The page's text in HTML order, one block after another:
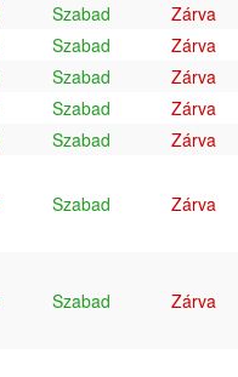
Szabad
Zárva
Szabad
Zárva
Szabad
Zárva
Szabad
Zárva
Szabad
Zárva
Szabad Zárva
Szabad Zárva